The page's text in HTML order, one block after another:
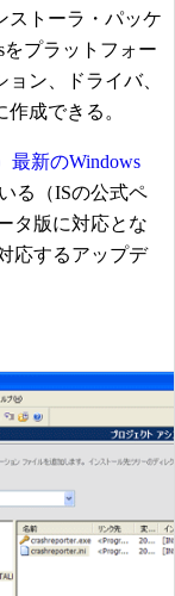
ストーラ・パッケ
プラットフォー
ン、ドライバ、
成できる。
最新のWindows
る（ISの公式ペ
タ版に対応とな
応するアップデ